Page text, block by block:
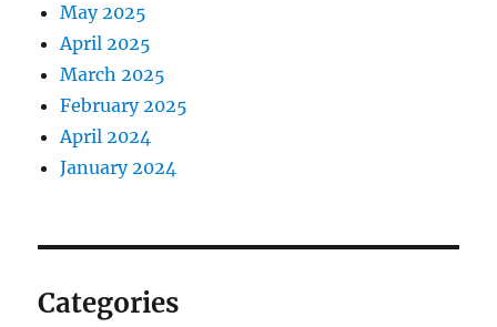
May 2025
April 2025
March 2025
February 2025
April 2024
January 2024
Categories